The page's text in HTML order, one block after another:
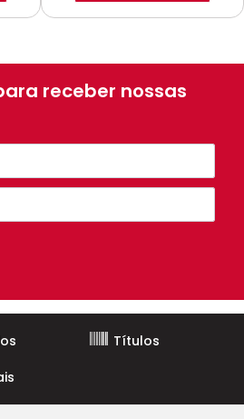
receber nossas
Títulos